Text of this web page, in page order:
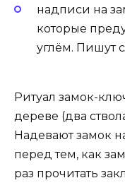
надписи на
которые
углём. Пишут
Ритуал замок-
дереве (два
Надевают замок
перед тем, как
раз прочитать